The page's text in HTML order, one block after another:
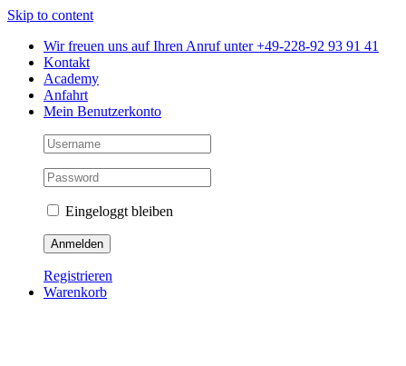
Skip to content
Wir freuen uns auf Ihren Anruf unter +49-228-92 93 91 41
Kontakt
Academy
Anfahrt
Mein Benutzerkonto
Eingeloggt bleiben
Registrieren
Warenkorb